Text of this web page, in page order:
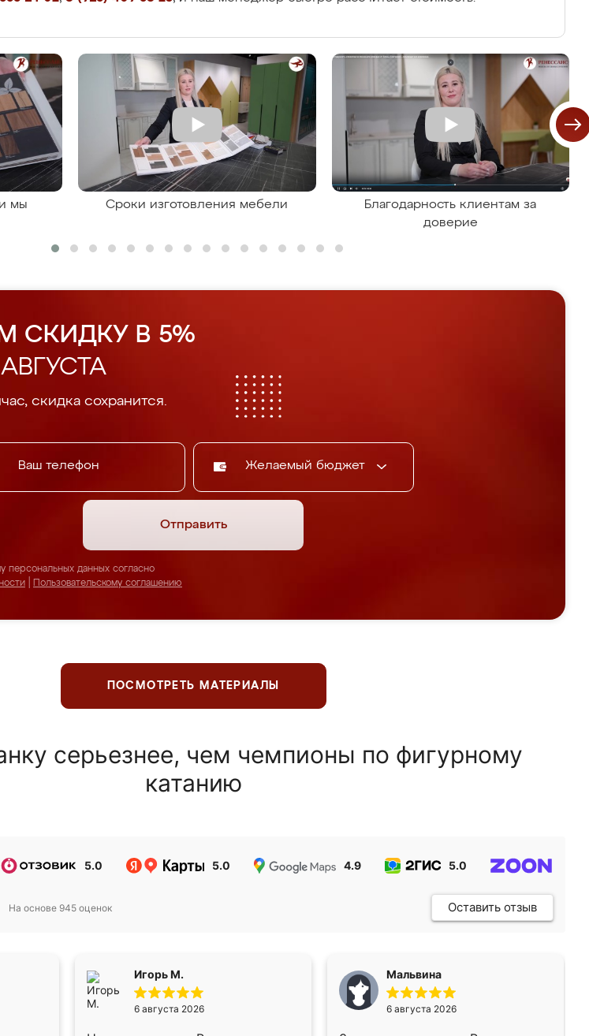
мы
Сроки изготовления мебели
Благодарность клиентам за
доверие
СКИДКУ В 5%
скидка сохранится.
Желаемый бюджет
Отправить
персональных данных согласно
Пользовательскому соглашению
ПОСМОТРЕТЬ МАТЕРИАЛЫ
серьезнее, чем чемпионы по фигурному
катанию
5.0 5.0 4.9 5.0
На основе 945 оценок Оставить отзыв
Игорь М.
6 августа 2026
Мальвина
6 августа 2026